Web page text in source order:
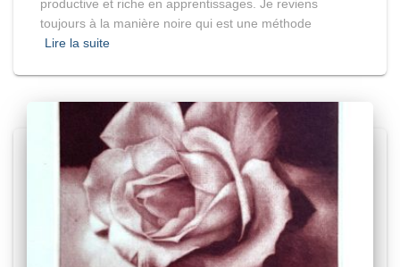
productive et riche en apprentissages. Je reviens
toujours à la manière noire qui est une méthode
Lire la suite